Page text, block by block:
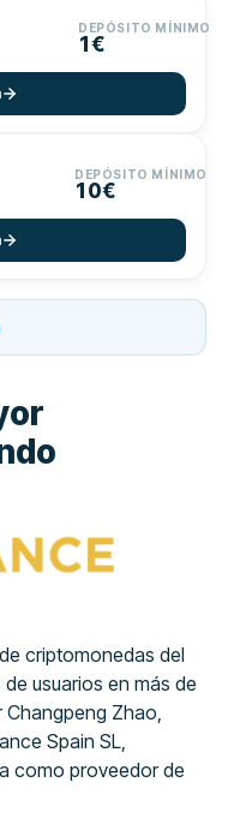
DEPÓSITO MÍNIMO
1€
DEPÓSITO MÍNIMO
10€
criptomonedas del
usuarios en más de
Zhao,
Spain SL,
como proveedor de